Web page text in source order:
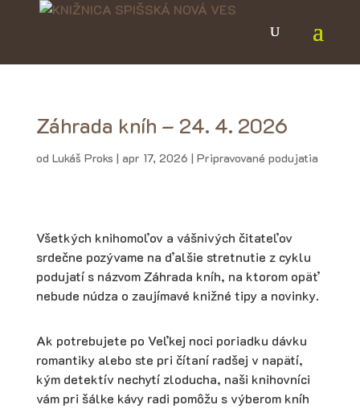
Záhrada kníh – 24. 4. 2026
od Lukáš Proks | apr 17, 2026 | Pripravované podujatia
Všetkých knihomoľov a vášnivých čitateľov
srdečne pozývame na ďalšie stretnutie z cyklu
podujatí s názvom Záhrada kníh, na ktorom opäť
nebude núdza o zaujímavé knižné tipy a novinky.
Ak potrebujete po Veľkej noci poriadku dávku
romantiky alebo ste pri čítaní radšej v napätí,
kým detektív nechytí zloducha, naši knihovníci
vám pri šálke kávy radi pomôžu s výberom kníh